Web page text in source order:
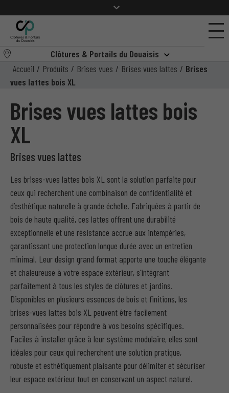
Clôtures & Portails du Douaisis
Accueil / Produits / Brises vues / Brises vues lattes / Brises
vues lattes bois XL
Brises vues lattes bois
XL
Brises vues lattes
Les brises-vues lattes bois XL sont la solution parfaite pour
ceux qui recherchent une combinaison de confidentialité et
d’esthétique naturelle à grande échelle. Fabriquées à partir de
bois de haute qualité, ces lattes offrent une durabilité
exceptionnelle et une résistance accrue aux intempéries,
garantissant une protection longue durée avec un entretien
minimal. Leur design grand format apporte une touche élégante
et chaleureuse à votre espace extérieur, s’intégrant
parfaitement à tous les styles de clôtures et jardins.
Disponibles en plusieurs essences de bois et finitions, les
brises-vues lattes bois XL peuvent être facilement
personnalisées pour répondre à vos besoins spécifiques.
Faciles à installer grâce à leur système modulaire, elles sont
idéales pour ceux qui recherchent une solution pratique,
robuste et esthétiquement plaisante pour délimiter et sécuriser
leur espace extérieur tout en conservant un aspect naturel.